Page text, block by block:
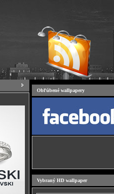
Obľúbené wallpapery
Vybraný HD wallpaper